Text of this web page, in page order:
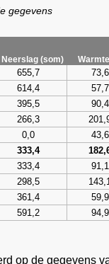
gegevens
Neerslag (som)
655,7 73,6
614,4 57,7
395,5 90,4
266,3
0,0 43,6
333,4
333,4 91,1
298,5
361,4 59,9
591,2 94,9
op de gegevens